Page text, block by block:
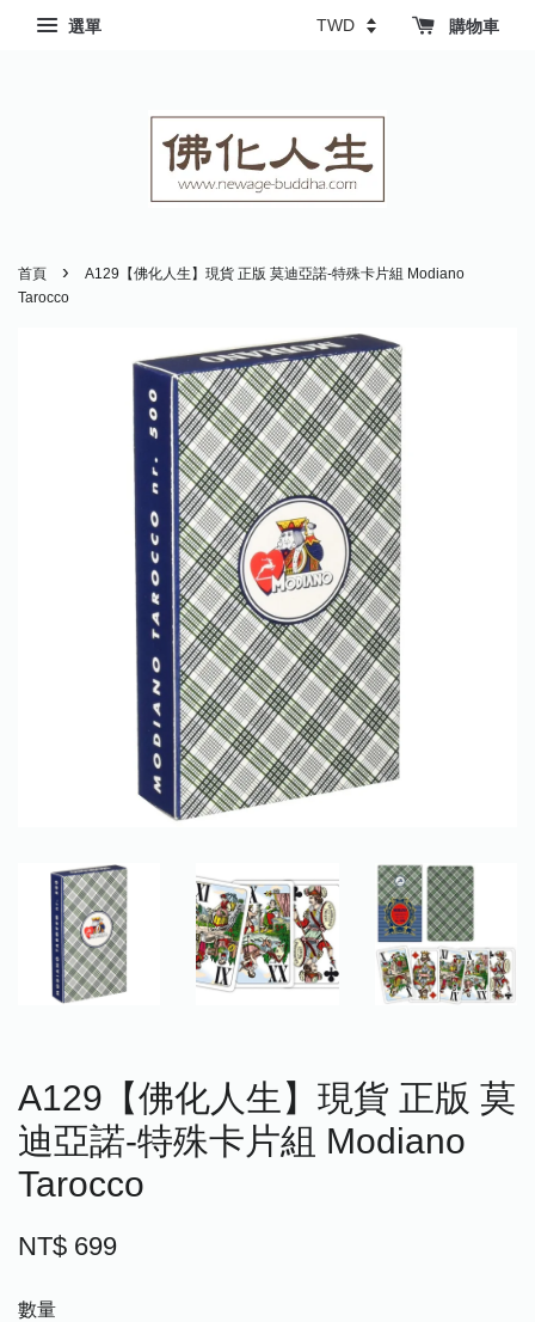
選單 購物車
首頁 ›
A129【佛化人生】現貨 正版 莫迪亞諾-特殊卡片組 Modiano
Tarocco
A129【佛化人生】現貨 正版 莫
迪亞諾-特殊卡片組 Modiano
Tarocco
NT$ 699
數量